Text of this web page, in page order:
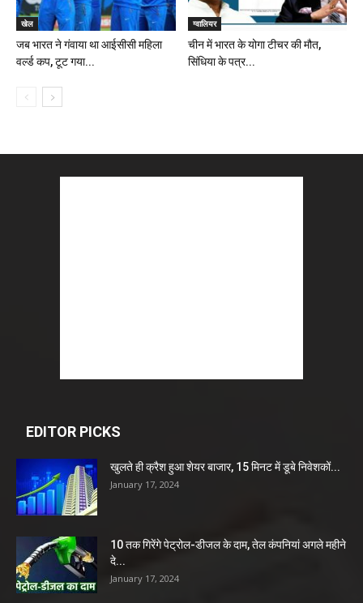
खेल
जब भारत ने गंवाया था आईसीसी महिला
वर्ल्ड कप, टूट गया...
ग्वालियर
चीन में भारत के योगा टीचर की मौत,
सिंधिया के पत्र...
EDITOR PICKS
खुलते ही क्रैश हुआ शेयर बाजार, 15 मिनट में डूबे निवेशकों...
January 17, 2024
10 तक गिरेंगे पेट्रोल-डीजल के दाम, तेल कंपनियां अगले महीने
दे...
January 17, 2024